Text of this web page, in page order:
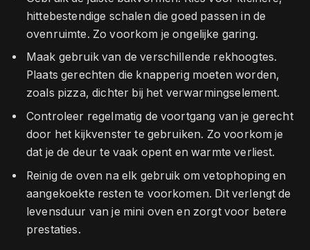
hittebestendige schalen die goed passen in de
ovenruimte. Zo voorkom je ongelijke garing.
Maak gebruik van de verschillende rekhoogtes.
Plaats gerechten die knapperig moeten worden,
zoals pizza, dichter bij het verwarmingselement.
Controleer regelmatig de voortgang van je gerecht
door het kijkvenster te gebruiken. Zo voorkom je
dat je de deur te vaak opent en warmte verliest.
Reinig de oven na elk gebruik om vetophoping en
aangekoekte resten te voorkomen. Dit verlengt de
levensduur van je mini oven en zorgt voor betere
prestaties.